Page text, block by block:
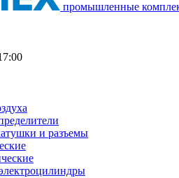
промышленные
и разъемы